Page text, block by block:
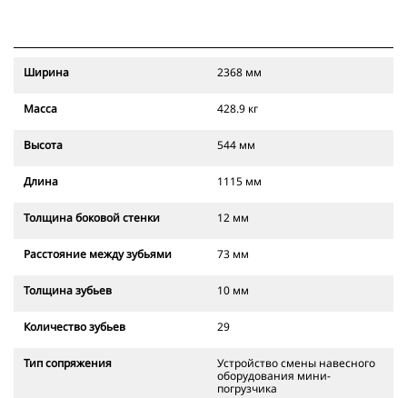
Ширина 2368 мм
Масса 428.9 кг
Высота 544 мм
Длина 1115 мм
Толщина боковой стенки 12 мм
Расстояние между зубьями 73 мм
Толщина зубьев 10 мм
Количество зубьев 29
Тип сопряжения
Устройство смены навесного
оборудования мини-
погрузчика